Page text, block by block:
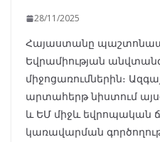
28/11/2025
Հայաստանը
Եվրամիության
միջոցառումներին։
արտահերթ նիստում
և ԵՄ միջև եվրոպական
կառավարման